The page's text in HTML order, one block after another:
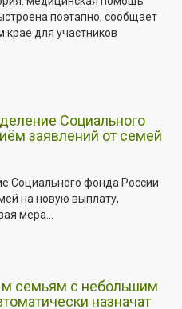
поэтапно, сообщает
для участников
Социального
заявлений от семей
Социального фонда России
на новую выплату,
мера...
семьям с небольшим
назначат